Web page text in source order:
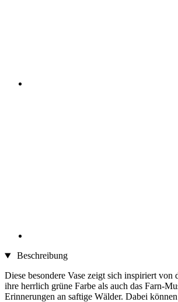
Beschreibung
Diese besondere Vase zeigt sich inspiriert von
ihre herrlich grüne Farbe als auch das Farn-
Erinnerungen an saftige Wälder. Dabei